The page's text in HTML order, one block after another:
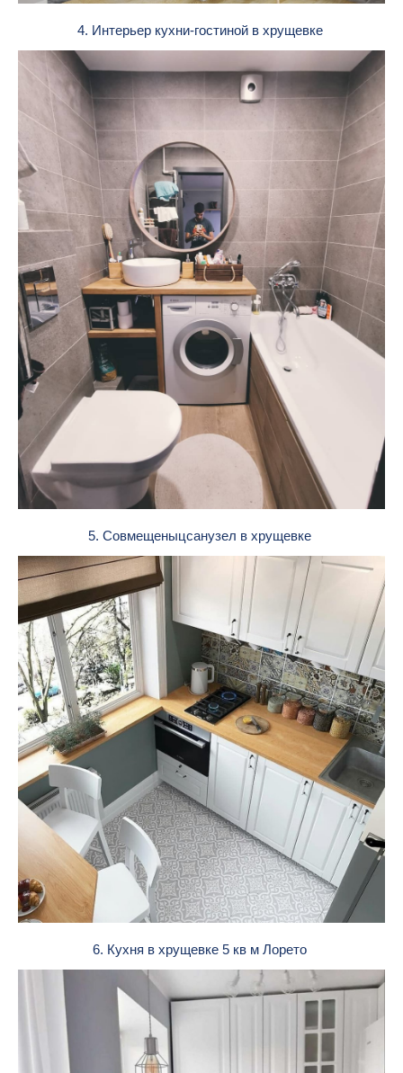
4. Интерьер кухни-гостиной в хрущевке
5. Совмещеныцсанузел в хрущевке
6. Кухня в хрущевке 5 кв м Лорето